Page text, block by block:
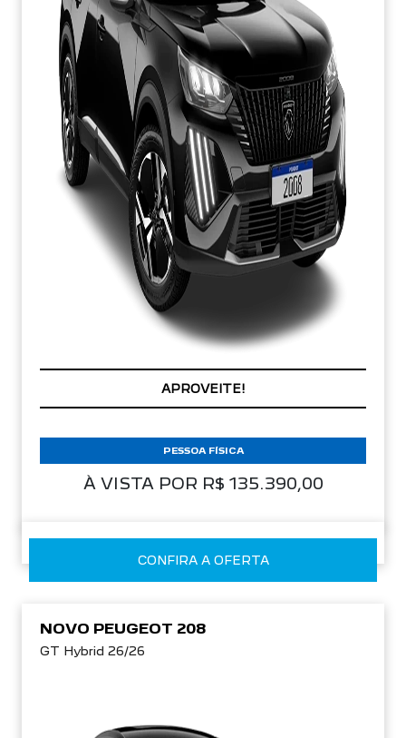
PREÇOS REDUZIDOS
À VISTA POR R$ 135.390,00
PESSOA FÍSICA
CONFIRA A OFERTA
NOVO PEUGEOT 208
GT Hybrid 26/26